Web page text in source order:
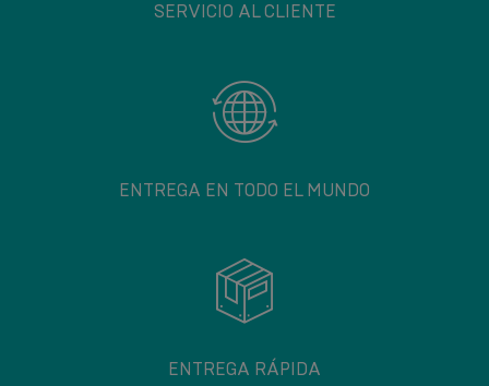
SERVICIO AL CLIENTE
ENTREGA EN TODO EL MUNDO
ENTREGA RÁPIDA